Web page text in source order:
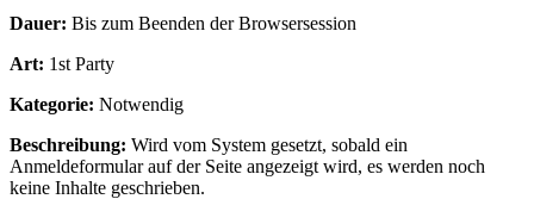
Dauer: Bis zum Beenden der Browsersession
Art: 1st Party
Kategorie: Notwendig
Beschreibung: Wird vom System gesetzt, sobald ein
Anmeldeformular auf der Seite angezeigt wird, es werden noch
keine Inhalte geschrieben.